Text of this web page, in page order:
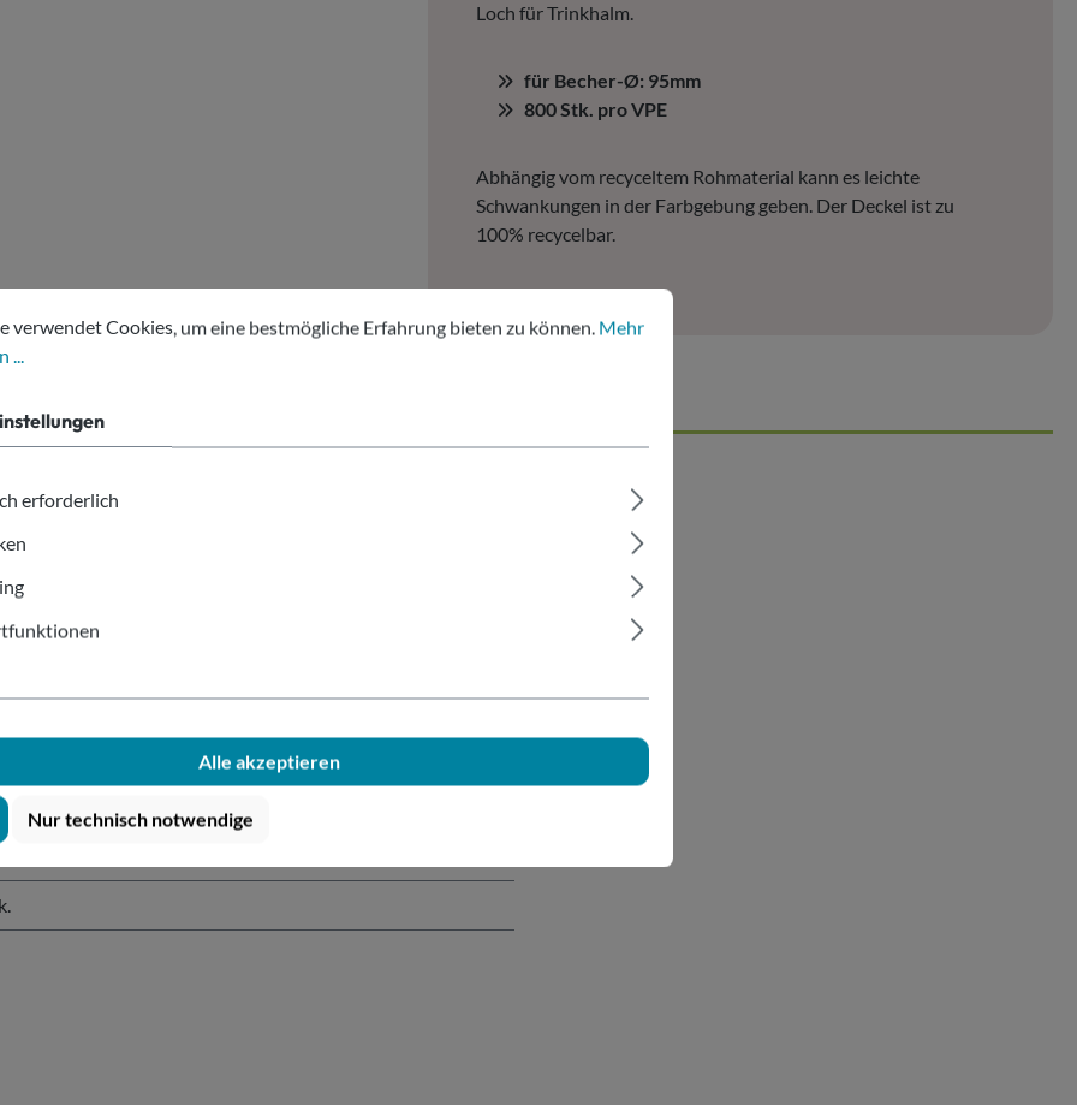
Loch für Trinkhalm.
für Becher-Ø: 95mm
800 Stk. pro VPE
Abhängig vom recyceltem Rohmaterial kann es leichte
Schwankungen in der Farbgebung geben. Der Deckel ist zu
100% recycelbar.
mit Loch Ø95mm"
mit Loch Ø95mm
Cookies, um eine bestmögliche Erfahrung bieten zu können.
Mehr Informationen ...
verwendet Cookies, um eine bestmögliche Erfahrung bieten zu können. Mehr
...
erforderlich
Alle akzeptieren
Nur technisch notwendige